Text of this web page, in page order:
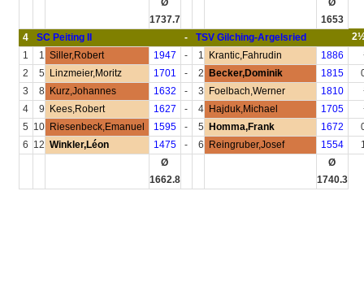
Ø
1737.7
Ø
1653
4
SC Peiting II - TSV Gilching-Argelsried
1
1 Siller,Robert 1947 - 1 Krantic,Fahrudin 1886
2
5 Linzmeier,Moritz 1701 - 2 Becker,Dominik 1815
3
8 Kurz,Johannes 1632 - 3 Foelbach,Werner 1810
4
9 Kees,Robert 1627 - 4 Hajduk,Michael 1705
5 10 Riesenbeck,Emanuel 1595 - 5 Homma,Frank 1672
6 12 Winkler,Léon 1475 - 6 Reingruber,Josef 1554
Ø
1662.8
Ø
1740.3